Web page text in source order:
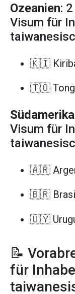
Ozeanien:
Visum für
🇰🇮
🇹🇴
Südamerika
Visum für
🇦🇷
🇧🇷
🇺🇾
📝
für